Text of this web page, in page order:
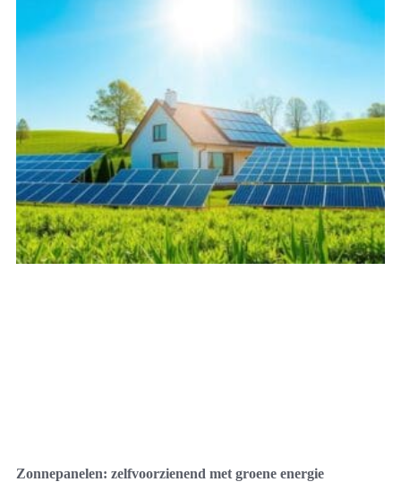
Zonnepanelen: zelfvoorzienend met groene energie